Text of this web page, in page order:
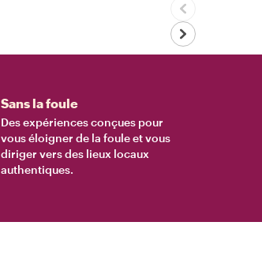
Sans la foule
Des expériences conçues pour
vous éloigner de la foule et vous
diriger vers des lieux locaux
authentiques.